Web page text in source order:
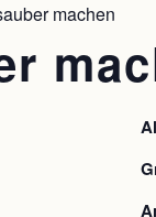
machen